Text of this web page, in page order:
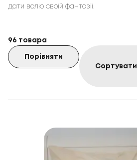
дати волю своїй фантазії.
Порівняти
Сортувати
96 товара